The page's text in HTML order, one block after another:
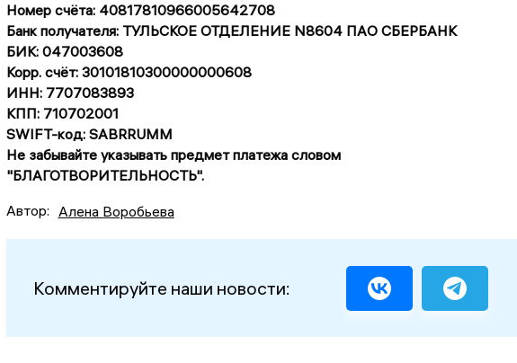
Номер счёта: 40817810966005642708
Банк получателя: ТУЛЬСКОЕ ОТДЕЛЕНИЕ N8604 ПАО СБЕРБАНК
БИК: 047003608
Корр. счёт: 30101810300000000608
ИНН: 7707083893
КПП: 710702001
SWIFT-код: SABRRUMM
Не забывайте указывать предмет платежа словом
"БЛАГОТВОРИТЕЛЬНОСТЬ".
Автор: Алена Воробьева
Комментируйте наши новости: